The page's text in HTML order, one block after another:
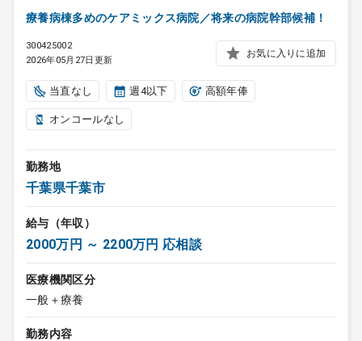
療養病棟多めのケアミックス病院／将来の病院幹部候補！
300425002
2026年05月27日更新
お気に入りに追加
当直なし 週4以下 高額年俸
オンコールなし
勤務地
千葉県千葉市
給与（年収）
2000万円 ～ 2200万円 応相談
医療機関区分
一般＋療養
勤務内容